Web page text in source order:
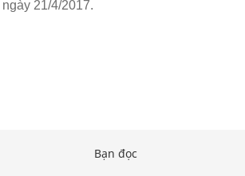
21/4/2017.
Bạn đọc